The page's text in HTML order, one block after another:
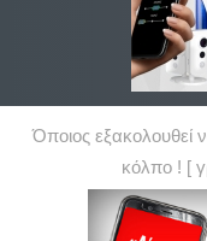
Όποιος εξακολουθεί
κόλπο ! [